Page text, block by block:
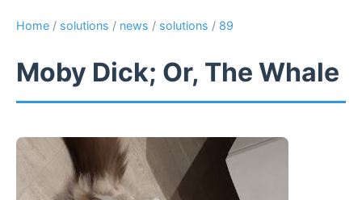
Home / solutions / news / solutions / 89
Moby Dick; Or, The Whale